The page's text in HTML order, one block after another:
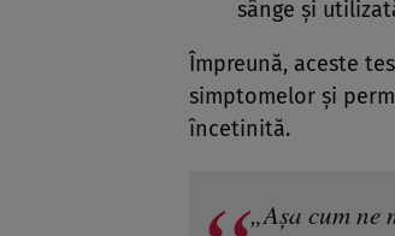
sânge și
Împreună, aceste
simptomelor și
încetinită.
„Așa cum ne